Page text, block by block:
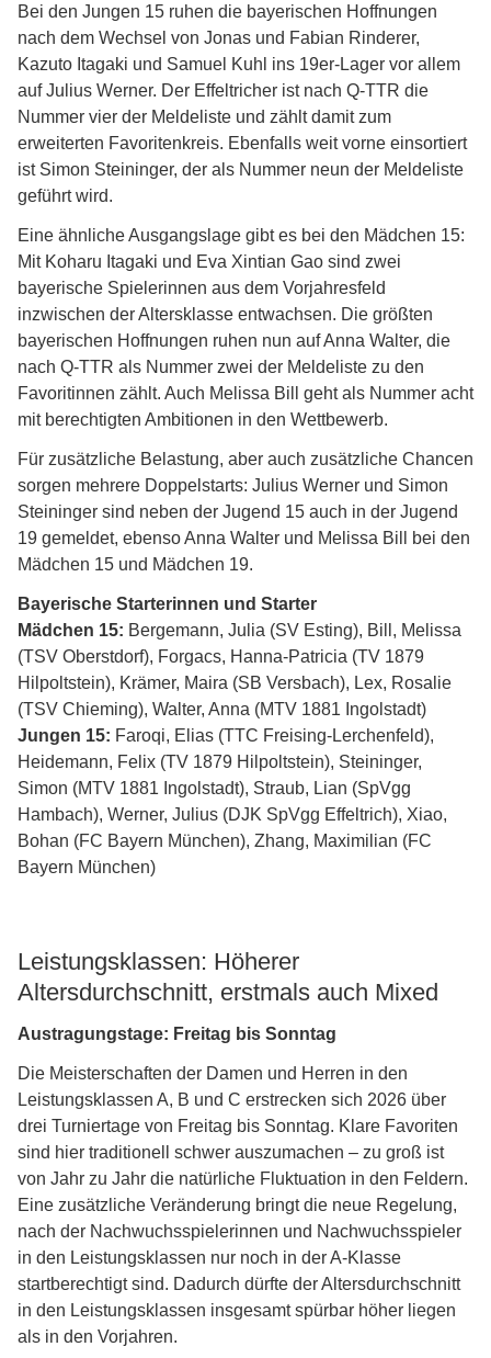
Bei den Jungen 15 ruhen die bayerischen Hoffnungen
nach dem Wechsel von Jonas und Fabian Rinderer,
Kazuto Itagaki und Samuel Kuhl ins 19er-Lager vor allem
auf Julius Werner. Der Effeltricher ist nach Q-TTR die
Nummer vier der Meldeliste und zählt damit zum
erweiterten Favoritenkreis. Ebenfalls weit vorne einsortiert
ist Simon Steininger, der als Nummer neun der Meldeliste
geführt wird.
Eine ähnliche Ausgangslage gibt es bei den Mädchen 15:
Mit Koharu Itagaki und Eva Xintian Gao sind zwei
bayerische Spielerinnen aus dem Vorjahresfeld
inzwischen der Altersklasse entwachsen. Die größten
bayerischen Hoffnungen ruhen nun auf Anna Walter, die
nach Q-TTR als Nummer zwei der Meldeliste zu den
Favoritinnen zählt. Auch Melissa Bill geht als Nummer acht
mit berechtigten Ambitionen in den Wettbewerb.
Für zusätzliche Belastung, aber auch zusätzliche Chancen
sorgen mehrere Doppelstarts: Julius Werner und Simon
Steininger sind neben der Jugend 15 auch in der Jugend
19 gemeldet, ebenso Anna Walter und Melissa Bill bei den
Mädchen 15 und Mädchen 19.
Bayerische Starterinnen und Starter
Mädchen 15: Bergemann, Julia (SV Esting), Bill, Melissa
(TSV Oberstdorf), Forgacs, Hanna-Patricia (TV 1879
Hilpoltstein), Krämer, Maira (SB Versbach), Lex, Rosalie
(TSV Chieming), Walter, Anna (MTV 1881 Ingolstadt)
Jungen 15: Faroqi, Elias (TTC Freising-Lerchenfeld),
Heidemann, Felix (TV 1879 Hilpoltstein), Steininger,
Simon (MTV 1881 Ingolstadt), Straub, Lian (SpVgg
Hambach), Werner, Julius (DJK SpVgg Effeltrich), Xiao,
Bohan (FC Bayern München), Zhang, Maximilian (FC
Bayern München)
Leistungsklassen: Höherer
Altersdurchschnitt, erstmals auch Mixed
Austragungstage: Freitag bis Sonntag
Die Meisterschaften der Damen und Herren in den
Leistungsklassen A, B und C erstrecken sich 2026 über
drei Turniertage von Freitag bis Sonntag. Klare Favoriten
sind hier traditionell schwer auszumachen – zu groß ist
von Jahr zu Jahr die natürliche Fluktuation in den Feldern.
Eine zusätzliche Veränderung bringt die neue Regelung,
nach der Nachwuchsspielerinnen und Nachwuchsspieler
in den Leistungsklassen nur noch in der A-Klasse
startberechtigt sind. Dadurch dürfte der Altersdurchschnitt
in den Leistungsklassen insgesamt spürbar höher liegen
als in den Vorjahren.